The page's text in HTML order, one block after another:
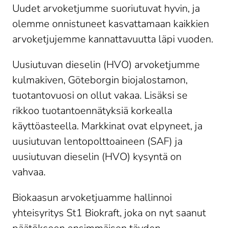
Uudet arvoketjumme suoriutuvat hyvin, ja
olemme onnistuneet kasvattamaan kaikkien
arvoketjujemme kannattavuutta läpi vuoden.
Uusiutuvan dieselin (HVO) arvoketjumme
kulmakiven, Göteborgin biojalostamon,
tuotantovuosi on ollut vakaa. Lisäksi se
rikkoo tuotantoennätyksiä korkealla
käyttöasteella. Markkinat ovat elpyneet, ja
uusiutuvan lentopolttoaineen (SAF) ja
uusiutuvan dieselin (HVO) kysyntä on
vahvaa.
Biokaasun arvoketjuamme hallinnoi
yhteisyritys St1 Biokraft, joka on nyt saanut